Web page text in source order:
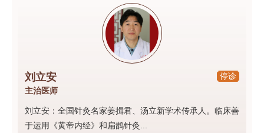
停诊
刘立安
主治医师
刘立安：全国针灸名家姜揖君、汤立新学术传承人。临床善
于运用《黄帝内经》和扁鹊针灸...